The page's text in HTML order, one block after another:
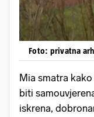
Foto: privatna
Mia smatra
biti
iskrena,